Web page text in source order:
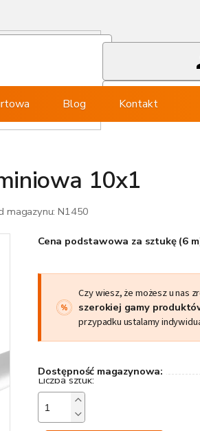
Blog Kontakt
10x1
magazynu: N1450
Cena podstawowa za sztukę (6
Czy wiesz, że możesz u nas
szerokiej gamy
przypadku ustalamy
Dostępność magazynowa: